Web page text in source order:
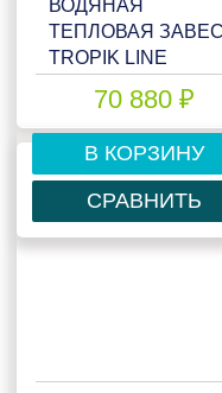
ВОДЯНАЯ
ТЕПЛОВАЯ
TROPIK LINE
70 880 ₽
В КОРЗИНУ
СРАВНИТЬ